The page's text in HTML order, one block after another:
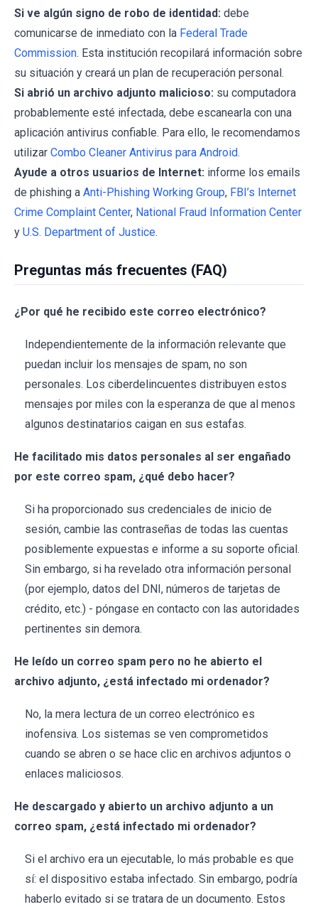
Si ve algún signo de robo de identidad: debe
comunicarse de inmediato con la Federal Trade
Commission. Esta institución recopilará información sobre
su situación y creará un plan de recuperación personal.
Si abrió un archivo adjunto malicioso: su computadora
probablemente esté infectada, debe escanearla con una
aplicación antivirus confiable. Para ello, le recomendamos
utilizar Combo Cleaner Antivirus para Android.
Ayude a otros usuarios de Internet: informe los emails
de phishing a Anti-Phishing Working Group, FBI’s Internet
Crime Complaint Center, National Fraud Information Center
y U.S. Department of Justice.
Preguntas más frecuentes (FAQ)
¿Por qué he recibido este correo electrónico?
Independientemente de la información relevante que
puedan incluir los mensajes de spam, no son
personales. Los ciberdelincuentes distribuyen estos
mensajes por miles con la esperanza de que al menos
algunos destinatarios caigan en sus estafas.
He facilitado mis datos personales al ser engañado
por este correo spam, ¿qué debo hacer?
Si ha proporcionado sus credenciales de inicio de
sesión, cambie las contraseñas de todas las cuentas
posiblemente expuestas e informe a su soporte oficial.
Sin embargo, si ha revelado otra información personal
(por ejemplo, datos del DNI, números de tarjetas de
crédito, etc.) - póngase en contacto con las autoridades
pertinentes sin demora.
He leído un correo spam pero no he abierto el
archivo adjunto, ¿está infectado mi ordenador?
No, la mera lectura de un correo electrónico es
inofensiva. Los sistemas se ven comprometidos
cuando se abren o se hace clic en archivos adjuntos o
enlaces maliciosos.
He descargado y abierto un archivo adjunto a un
correo spam, ¿está infectado mi ordenador?
Si el archivo era un ejecutable, lo más probable es que
sí: el dispositivo estaba infectado. Sin embargo, podría
haberlo evitado si se tratara de un documento. Estos